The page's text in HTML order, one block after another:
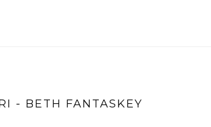
- BETH FANTASKEY